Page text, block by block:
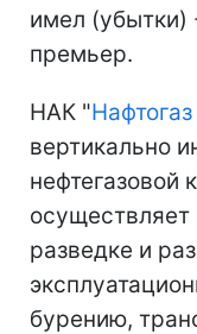
имел (убытки)
премьер.
НАК "Нафтогаз
вертикально
нефтегазовой
разведке и
бурению,